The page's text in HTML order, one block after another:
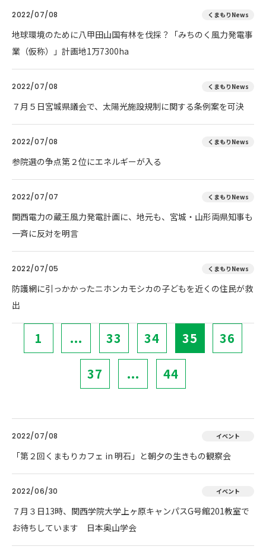
2022/07/08 くまもりNews
地球環境のために八甲田山国有林を伐採？「みちのく風力発電事
業（仮称）」計画地1万7300ha
2022/07/08 くまもりNews
７月５日宮城県議会で、太陽光施設規制に関する条例案を可決
2022/07/08 くまもりNews
参院選の争点第２位にエネルギーが入る
2022/07/07 くまもりNews
関西電力の蔵王風力発電計画に、地元も、宮城・山形両県知事も
一斉に反対を明言
2022/07/05 くまもりNews
防護網に引っかかったニホンカモシカの子どもを近くの住民が救
出
1 ... 33 34 35 36
37 ... 44
2022/07/08 イベント
「第２回くまもりカフェ in 明石」と朝夕の生きもの観察会
2022/06/30 イベント
７月３日13時、関西学院大学上ヶ原キャンパスG号館201教室で
お待ちしています 日本奥山学会